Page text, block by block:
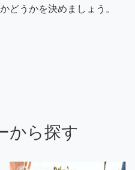
どうかを決めましょう。
から探す